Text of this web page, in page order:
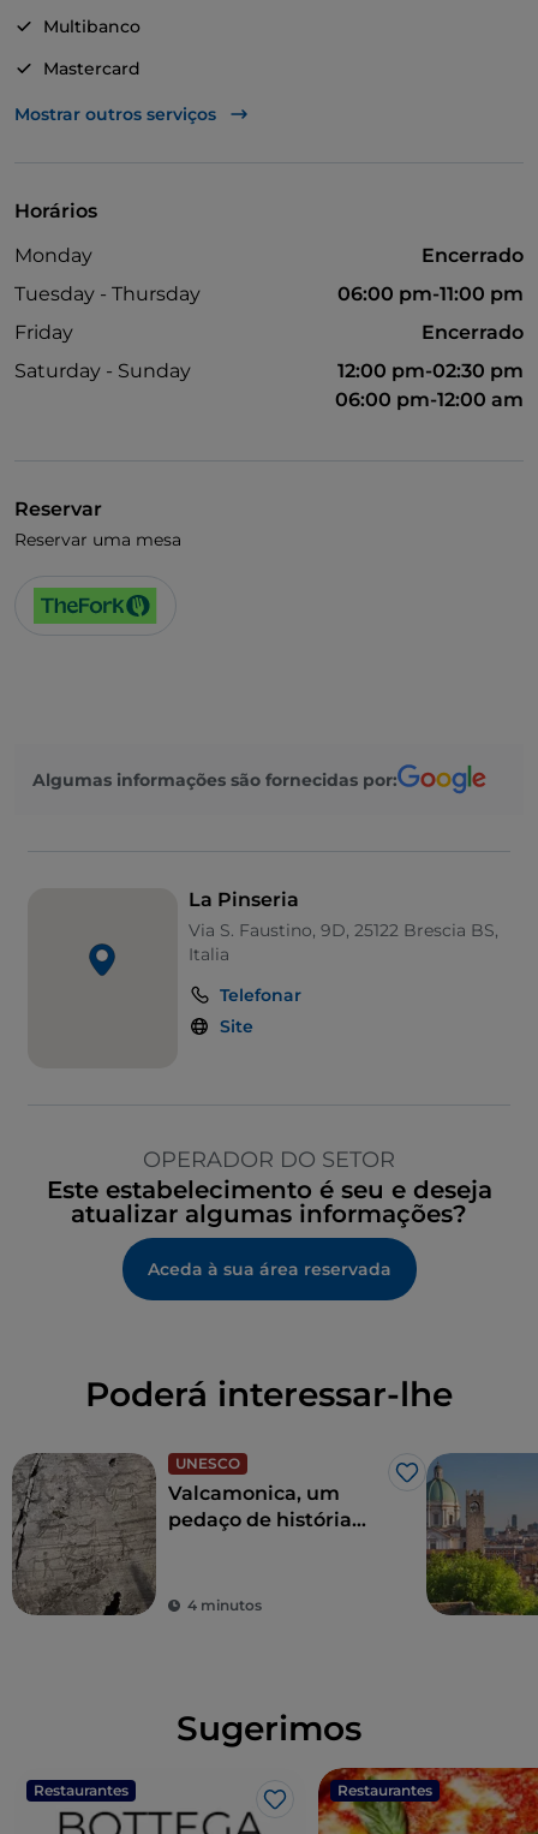
Multibanco
Mastercard
TheFork PAY
Casa de banho para pessoas com deficiência
Cocktail
Mostrar outros serviços
Horários
Monday
Encerrado
Tuesday - Thursday
06:00 pm-11:00 pm
Friday
Encerrado
Saturday - Sunday
12:00 pm-02:30 pm
06:00 pm-12:00 am
Reservar
Reservar uma mesa
Algumas informações são fornecidas por:
La Pinseria
Via S. Faustino, 9D, 25122 Brescia BS,
Italia
Telefonar
Site
OPERADOR DO SETOR
Este estabelecimento é seu e deseja
atualizar algumas informações?
Aceda à sua área reservada
Poderá interessar-lhe
UNESCO
Gosto
Valcamonica, um
pedaço de história
4 minutos
Sugerimos
Restaurantes
Gosto
Restaurantes